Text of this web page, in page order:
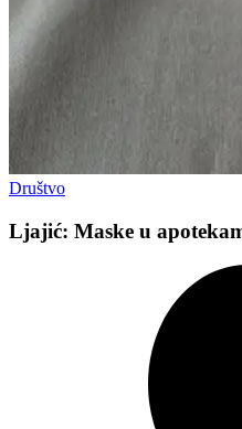
Društvo
Ljajić: Maske u